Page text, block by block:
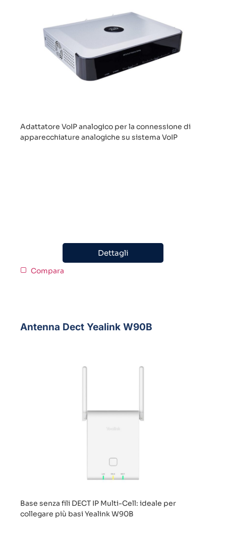
Adattatore VoIP analogico per la connessione di
apparecchiature analogiche su sistema VoIP
Dettagli
Compara
Antenna Dect Yealink W90B
Base senza fili DECT IP Multi-Cell: ideale per
collegare più basi Yealink W90B